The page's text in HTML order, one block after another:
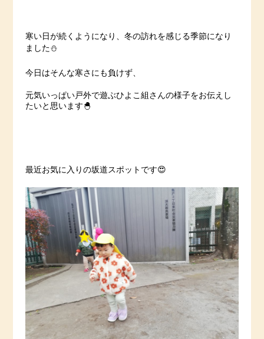
寒い日が続くようになり、冬の訪れを感じる季節になり
ました⛄
今日はそんな寒さにも負けず、
元気いっぱい戸外で遊ぶひよこ組さんの様子をお伝えし
たいと思います🐣
最近お気に入りの坂道スポットです😍